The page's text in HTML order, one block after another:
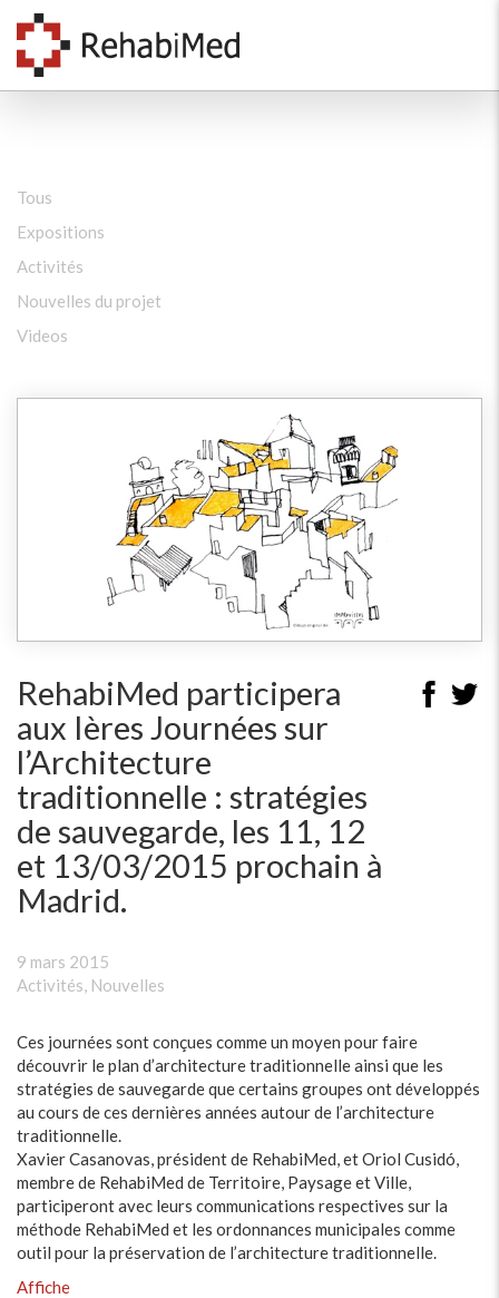
Tous
Expositions
Activités
Nouvelles du projet
Videos
RehabiMed participera
aux Ières Journées sur
l’Architecture
traditionnelle : stratégies
de sauvegarde, les 11, 12
et 13/03/2015 prochain à
Madrid.
9 mars 2015
Activités, Nouvelles
Ces journées sont conçues comme un moyen pour faire
découvrir le plan d’architecture traditionnelle ainsi que les
stratégies de sauvegarde que certains groupes ont développés
au cours de ces dernières années autour de l’architecture
traditionnelle.
Xavier Casanovas, président de RehabiMed, et Oriol Cusidó,
membre de RehabiMed de Territoire, Paysage et Ville,
participeront avec leurs communications respectives sur la
méthode RehabiMed et les ordonnances municipales comme
outil pour la préservation de l’architecture traditionnelle.
Affiche